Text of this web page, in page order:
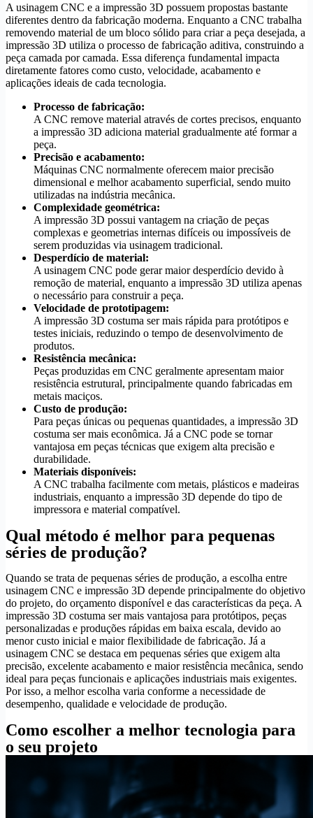
A usinagem CNC e a impressão 3D possuem propostas bastante
diferentes dentro da fabricação moderna. Enquanto a CNC trabalha
removendo material de um bloco sólido para criar a peça desejada, a
impressão 3D utiliza o processo de fabricação aditiva, construindo a
peça camada por camada. Essa diferença fundamental impacta
diretamente fatores como custo, velocidade, acabamento e
aplicações ideais de cada tecnologia.
Processo de fabricação:
A CNC remove material através de cortes precisos, enquanto
a impressão 3D adiciona material gradualmente até formar a
peça.
Precisão e acabamento:
Máquinas CNC normalmente oferecem maior precisão
dimensional e melhor acabamento superficial, sendo muito
utilizadas na indústria mecânica.
Complexidade geométrica:
A impressão 3D possui vantagem na criação de peças
complexas e geometrias internas difíceis ou impossíveis de
serem produzidas via usinagem tradicional.
Desperdício de material:
A usinagem CNC pode gerar maior desperdício devido à
remoção de material, enquanto a impressão 3D utiliza apenas
o necessário para construir a peça.
Velocidade de prototipagem:
A impressão 3D costuma ser mais rápida para protótipos e
testes iniciais, reduzindo o tempo de desenvolvimento de
produtos.
Resistência mecânica:
Peças produzidas em CNC geralmente apresentam maior
resistência estrutural, principalmente quando fabricadas em
metais maciços.
Custo de produção:
Para peças únicas ou pequenas quantidades, a impressão 3D
costuma ser mais econômica. Já a CNC pode se tornar
vantajosa em peças técnicas que exigem alta precisão e
durabilidade.
Materiais disponíveis:
A CNC trabalha facilmente com metais, plásticos e madeiras
industriais, enquanto a impressão 3D depende do tipo de
impressora e material compatível.
Qual método é melhor para pequenas
séries de produção?
Quando se trata de pequenas séries de produção, a escolha entre
usinagem CNC e impressão 3D depende principalmente do objetivo
do projeto, do orçamento disponível e das características da peça. A
impressão 3D costuma ser mais vantajosa para protótipos, peças
personalizadas e produções rápidas em baixa escala, devido ao
menor custo inicial e maior flexibilidade de fabricação. Já a
usinagem CNC se destaca em pequenas séries que exigem alta
precisão, excelente acabamento e maior resistência mecânica, sendo
ideal para peças funcionais e aplicações industriais mais exigentes.
Por isso, a melhor escolha varia conforme a necessidade de
desempenho, qualidade e velocidade de produção.
Como escolher a melhor tecnologia para
o seu projeto